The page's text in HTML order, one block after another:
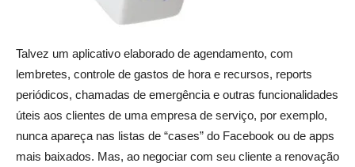
Talvez um aplicativo elaborado de agendamento, com
lembretes, controle de gastos de hora e recursos, reports
periódicos, chamadas de emergência e outras funcionalidades
úteis aos clientes de uma empresa de serviço, por exemplo,
nunca apareça nas listas de “cases” do Facebook ou de apps
mais baixados. Mas, ao negociar com seu cliente a renovação